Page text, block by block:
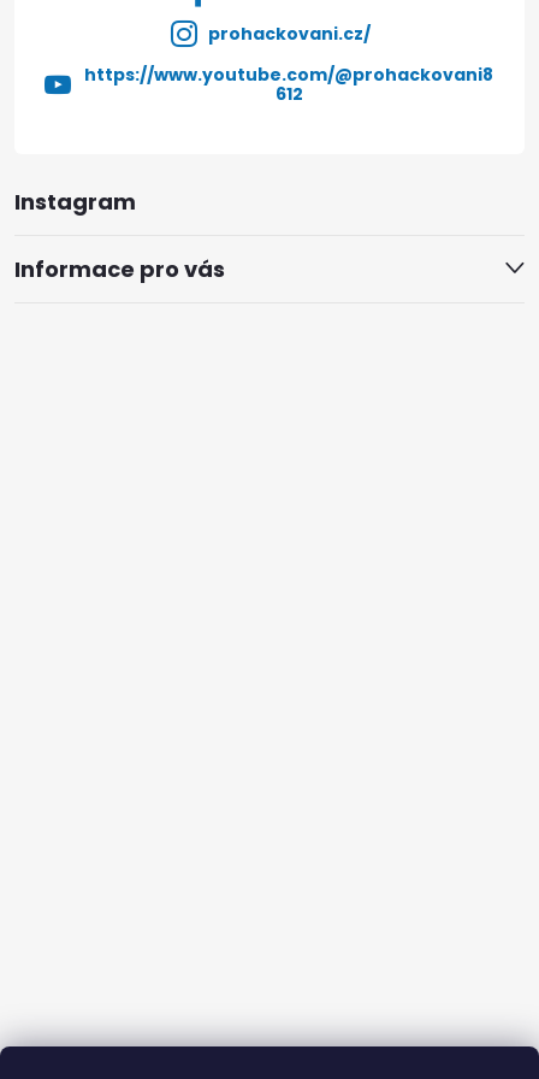
Instagram
Informace pro vás
prohackovani.cz/
https://www.youtube.com/@prohackovani8
612